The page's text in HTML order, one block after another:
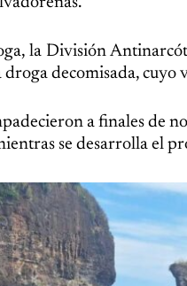
la División
decomisada, cuyo
a finales de
se desarrolla el